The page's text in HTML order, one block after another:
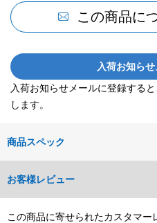
この商品に
入荷お知ら
入荷お知らせメールに登録する
します。
商品スペック
お客様レビュー
この商品に寄せられたカスタマー